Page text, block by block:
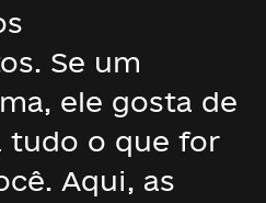
Se um
ele gosta de
tudo o que for
Aqui, as